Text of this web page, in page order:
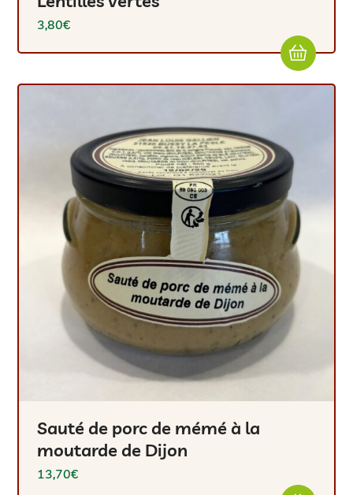
3,80€
Sauté de porc de mémé à la
moutarde de Dijon
13,70€